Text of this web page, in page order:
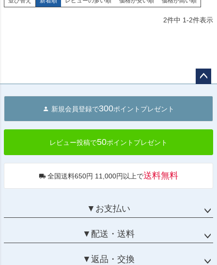
2件中 1-2件表示
へ
新規会員登録で300ポイントプレゼント
レビュー投稿で50ポイントプレゼント
全国送料650円 11,000円以上で送料無料
▼お支払い
▼配送・送料
▼返品・交換